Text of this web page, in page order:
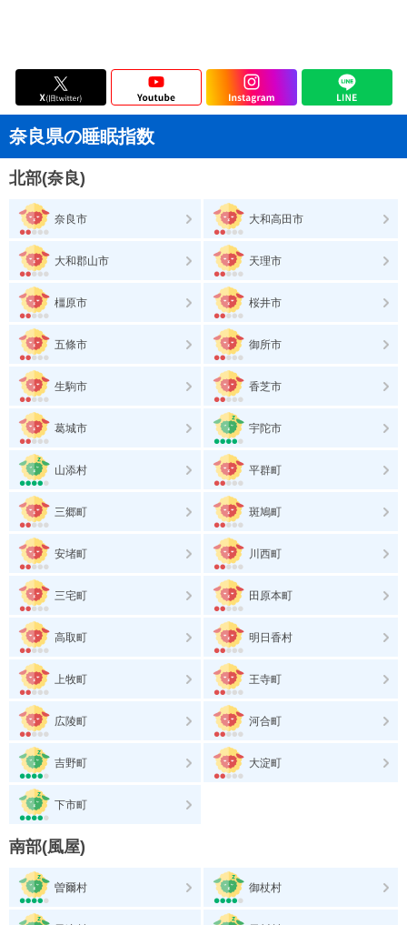
奈良県の睡眠指数
北部(奈良)
奈良市 大和高田市
大和郡山市 天理市
橿原市 桜井市
五條市 御所市
生駒市 香芝市
葛城市 宇陀市
山添村 平群町
三郷町 斑鳩町
安堵町 川西町
三宅町 田原本町
高取町 明日香村
上牧町 王寺町
広陵町 河合町
吉野町 大淀町
下市町
南部(風屋)
曽爾村 御杖村